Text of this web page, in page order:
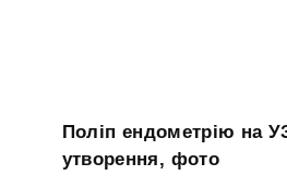
Поліп ендометрію на
утворення, фото